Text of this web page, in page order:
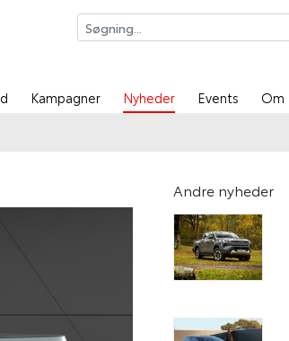
Kampagner Nyheder Events Om
Andre nyheder